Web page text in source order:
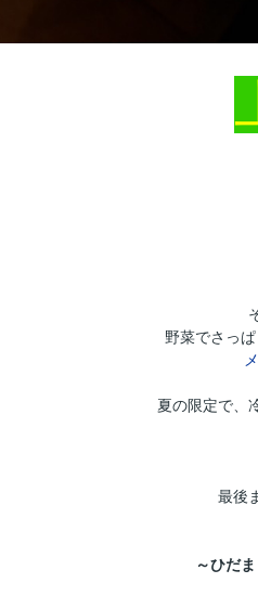
野菜でさっ
夏の限定で、
最後
～ひだ